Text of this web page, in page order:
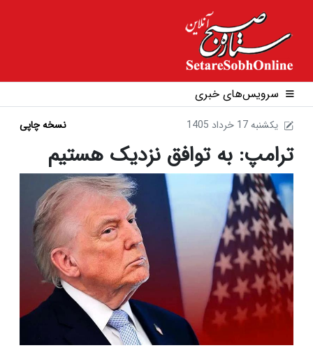
سرویس‌های خبری
1405 يکشنبه 17 خرداد نسخه چاپی
ترامپ: به توافق نزدیک هستیم